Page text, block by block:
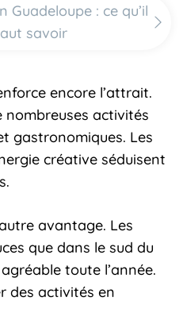
Guadeloupe : ce qu’il
savoir
encore l’attrait.
nombreuses activités
gastronomiques. Les
créative séduisent
avantage. Les
que dans le sud du
toute l’année.
des activités en